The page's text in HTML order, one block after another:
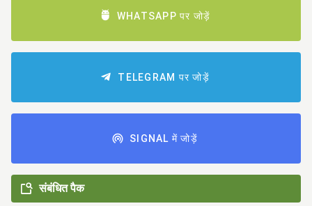
WHATSAPP पर जोड़ें
TELEGRAM पर जोड़ें
SIGNAL में जोड़ें
संबंधित पैक